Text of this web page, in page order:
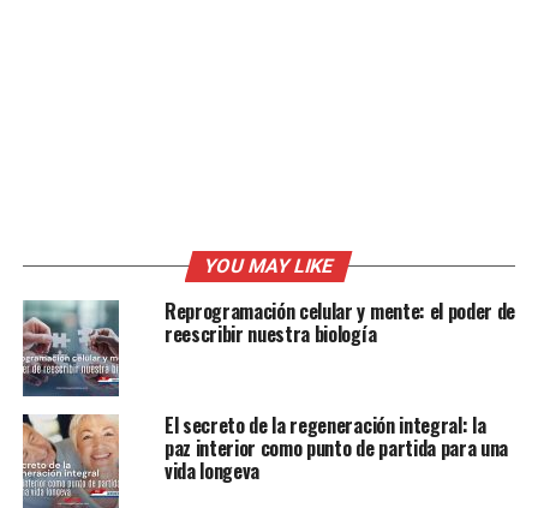
YOU MAY LIKE
Reprogramación celular y mente: el poder de
reescribir nuestra biología
El secreto de la regeneración integral: la
paz interior como punto de partida para una
vida longeva